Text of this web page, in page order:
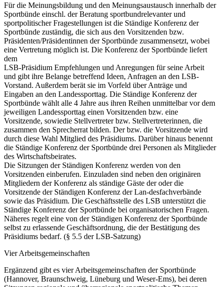
Für die Meinungsbildung und den Meinungsaustausch innerhalb der
Sportbünde einschl. der Beratung sportbundrelevanter und
sportpolitischer Fragestellungen ist die Ständige Konferenz der
Sportbünde zuständig, die sich aus den Vorsitzenden bzw.
Präsidenten/Präsidentinnen der Sportbünde zusammensetzt, wobei
eine Vertretung möglich ist. Die Konferenz der Sportbünde liefert
dem
LSB-Präsidium Empfehlungen und Anregungen für seine Arbeit
und gibt ihre Belange betreffend Ideen, Anfragen an den LSB-
Vorstand. Außerdem berät sie im Vorfeld über Anträge und
Eingaben an den Landessporttag. Die Ständige Konferenz der
Sportbünde wählt alle 4 Jahre aus ihren Reihen unmittelbar vor dem
jeweiligen Landessporttag einen Vorsitzenden bzw. eine
Vorsitzende, sowiedie Stellvertreter bzw. Stellvertreterinnen, die
zusammen den Sprecherrat bilden. Der bzw. die Vorsitzende wird
durch diese Wahl Mitglied des Präsidiums. Darüber hinaus benennt
die Ständige Konferenz der Sportbünde drei Personen als Mitglieder
des Wirtschaftsbeirates.
Die Sitzungen der Ständigen Konferenz werden von den
Vorsitzenden einberufen. Einzuladen sind neben den originären
Mitgliedern der Konferenz als ständige Gäste der oder die
Vorsitzende der Ständigen Konferenz der Lan-desfachverbände
sowie das Präsidium. Die Geschäftsstelle des LSB unterstützt die
Ständige Konferenz der Sportbünde bei organisatorischen Fragen.
Näheres regelt eine von der Ständigen Konferenz der Sportbünde
selbst zu erlassende Geschäftsordnung, die der Bestätigung des
Präsidiums bedarf. (§ 5.5 der LSB-Satzung)
Vier Arbeitsgemeinschaften
Ergänzend gibt es vier Arbeitsgemeinschaften der Sportbünde
(Hannover, Braunschweig, Lüneburg und Weser-Ems), bei deren